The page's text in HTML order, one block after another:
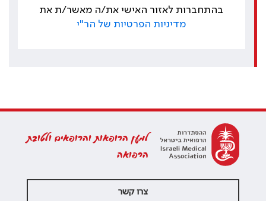
בהתחברות לאזור האישי את/ה מאשר/ת את
מדיניות הפרטיות של הר"י
למען הרופאות והרופאים ולטובת
הרפואה
צרו קשר